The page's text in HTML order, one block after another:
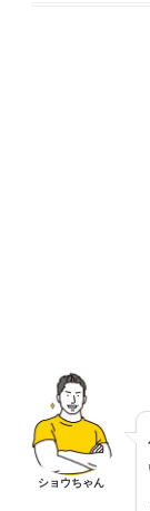
ショウちゃん